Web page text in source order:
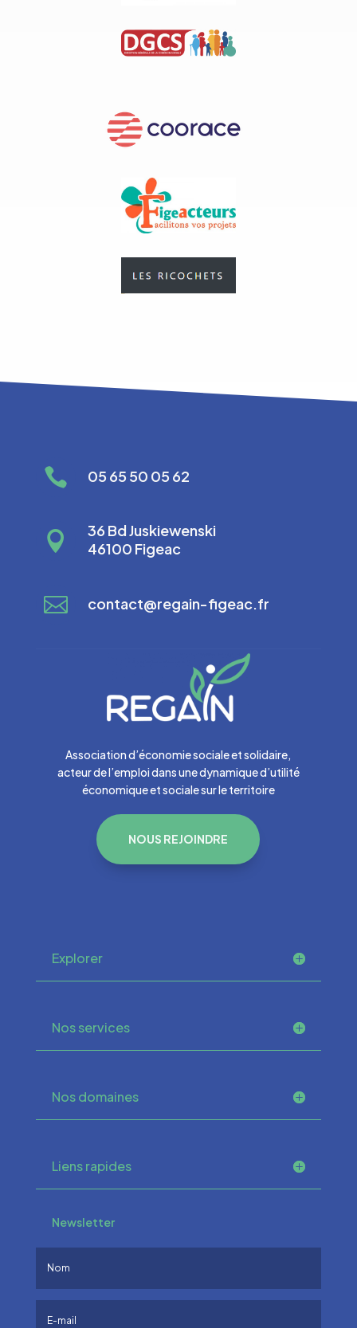
 05 65 50 05 62

36 Bd Juskiewenski
46100 Figeac
 contact@regain-figeac.fr
Association d’économie sociale et solidaire,
acteur de l’emploi dans une dynamique d’utilité
économique et sociale sur le territoire
NOUS REJOINDRE
Explorer
Nos services
Nos domaines
Liens rapides
Newsletter